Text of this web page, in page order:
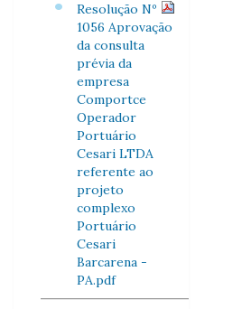
Resolução Nº
1056 Aprovação
da consulta
prévia da
empresa
Comportce
Operador
Portuário
Cesari LTDA
referente ao
projeto
complexo
Portuário
Cesari
Barcarena -
PA.pdf